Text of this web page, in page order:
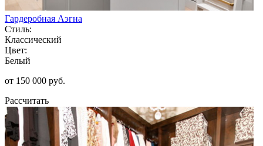
Гардеробная Аэгна
Стиль:
Классический
Цвет:
Белый
от 150 000 руб.
Рассчитать